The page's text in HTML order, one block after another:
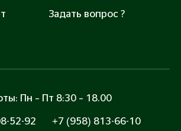
защищены сертификатом SSL
Задать вопрос ?
Пн – Пт 8:30 – 18.00
52-92 +7 (958) 813-66-10